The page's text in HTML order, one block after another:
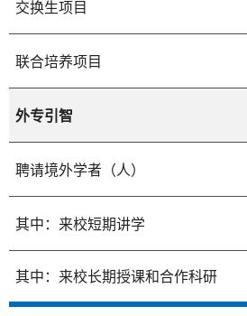
交换生项目
联合培养项目
外专引智
聘请境外学者（人）
其中：来校短期讲学
其中：来校长期授课和合作科研